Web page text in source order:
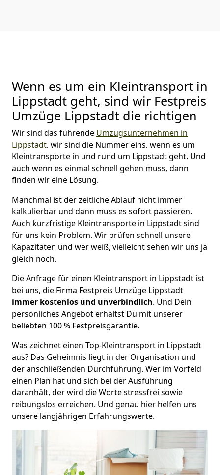
Wenn es um ein Kleintransport in
Lippstadt geht, sind wir Festpreis
Umzüge Lippstadt die richtigen
Wir sind das führende Umzugsunternehmen in
Lippstadt, wir sind die Nummer eins, wenn es um
Kleintransporte in und rund um Lippstadt geht. Und
auch wenn es einmal schnell gehen muss, dann
finden wir eine Lösung.
Manchmal ist der zeitliche Ablauf nicht immer
kalkulierbar und dann muss es sofort passieren.
Auch kurzfristige Kleintransporte in Lippstadt sind
für uns kein Problem. Wir prüfen schnell unsere
Kapazitäten und wer weiß, vielleicht sehen wir uns ja
gleich noch.
Die Anfrage für einen Kleintransport in Lippstadt ist
bei uns, die Firma Festpreis Umzüge Lippstadt
immer kostenlos und unverbindlich. Und Dein
persönliches Angebot erhältst Du mit unserer
beliebten 100 % Festpreisgarantie.
Was zeichnet einen Top-Kleintransport in Lippstadt
aus? Das Geheimnis liegt in der Organisation und
der anschließenden Durchführung. Wer im Vorfeld
einen Plan hat und sich bei der Ausführung
daranhält, der wird die Worte stressfrei sowie
reibungslos erreichen. Und genau hier helfen uns
unsere langjährigen Erfahrungswerte.